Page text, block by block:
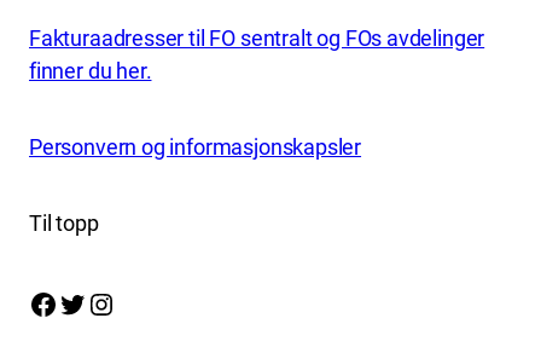
Fakturaadresser til FO sentralt og FOs avdelinger
finner du her.
Personvern og informasjonskapsler
Til topp
Facebook Twitter Instagram